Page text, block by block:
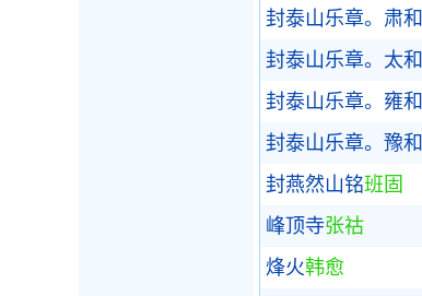
封泰山乐章。肃和
封泰山乐章。太和
封泰山乐章。雍和
封泰山乐章。豫和
封燕然山铭班固
峰顶寺张祜
烽火韩愈